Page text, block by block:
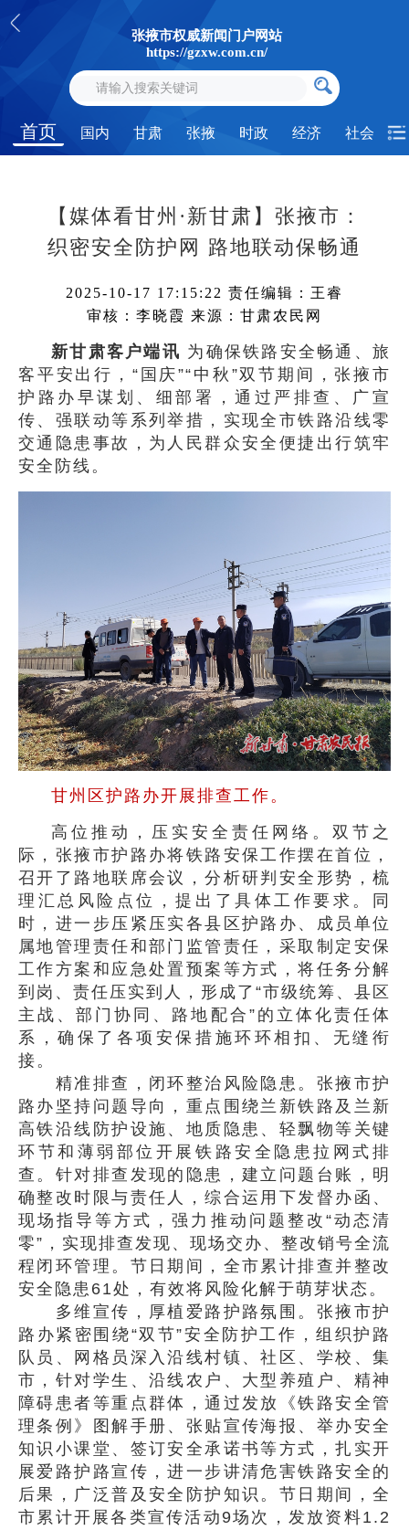
张掖市权威新闻门户网站
https://gzxw.com.cn/
首页 国内 甘肃 张掖 时政 经济 社会
【媒体看甘州·新甘肃】张掖市：
织密安全防护网 路地联动保畅通
2025-10-17 17:15:22 责任编辑：王睿
审核：李晓霞 来源：甘肃农民网
新甘肃客户端讯 为确保铁路安全畅通、旅
客平安出行，“国庆”“中秋”双节期间，张掖市
护路办早谋划、细部署，通过严排查、广宣
传、强联动等系列举措，实现全市铁路沿线零
交通隐患事故，为人民群众安全便捷出行筑牢
安全防线。
甘州区护路办开展排查工作。
高位推动，压实安全责任网络。双节之
际，张掖市护路办将铁路安保工作摆在首位，
召开了路地联席会议，分析研判安全形势，梳
理汇总风险点位，提出了具体工作要求。同
时，进一步压紧压实各县区护路办、成员单位
属地管理责任和部门监管责任，采取制定安保
工作方案和应急处置预案等方式，将任务分解
到岗、责任压实到人，形成了“市级统筹、县区
主战、部门协同、路地配合”的立体化责任体
系，确保了各项安保措施环环相扣、无缝衔
接。
精准排查，闭环整治风险隐患。张掖市护
路办坚持问题导向，重点围绕兰新铁路及兰新
高铁沿线防护设施、地质隐患、轻飘物等关键
环节和薄弱部位开展铁路安全隐患拉网式排
查。针对排查发现的隐患，建立问题台账，明
确整改时限与责任人，综合运用下发督办函、
现场指导等方式，强力推动问题整改“动态清
零”，实现排查发现、现场交办、整改销号全流
程闭环管理。节日期间，全市累计排查并整改
安全隐患61处，有效将风险化解于萌芽状态。
多维宣传，厚植爱路护路氛围。张掖市护
路办紧密围绕“双节”安全防护工作，组织护路
队员、网格员深入沿线村镇、社区、学校、集
市，针对学生、沿线农户、大型养殖户、精神
障碍患者等重点群体，通过发放《铁路安全管
理条例》图解手册、张贴宣传海报、举办安全
知识小课堂、签订安全承诺书等方式，扎实开
展爱路护路宣传，进一步讲清危害铁路安全的
后果，广泛普及安全防护知识。节日期间，全
市累计开展各类宣传活动9场次，发放资料1.2